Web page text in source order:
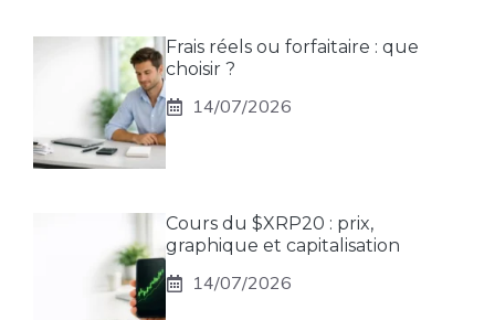
Frais réels ou forfaitaire : que
choisir ?
14/07/2026
Cours du $XRP20 : prix,
graphique et capitalisation
14/07/2026